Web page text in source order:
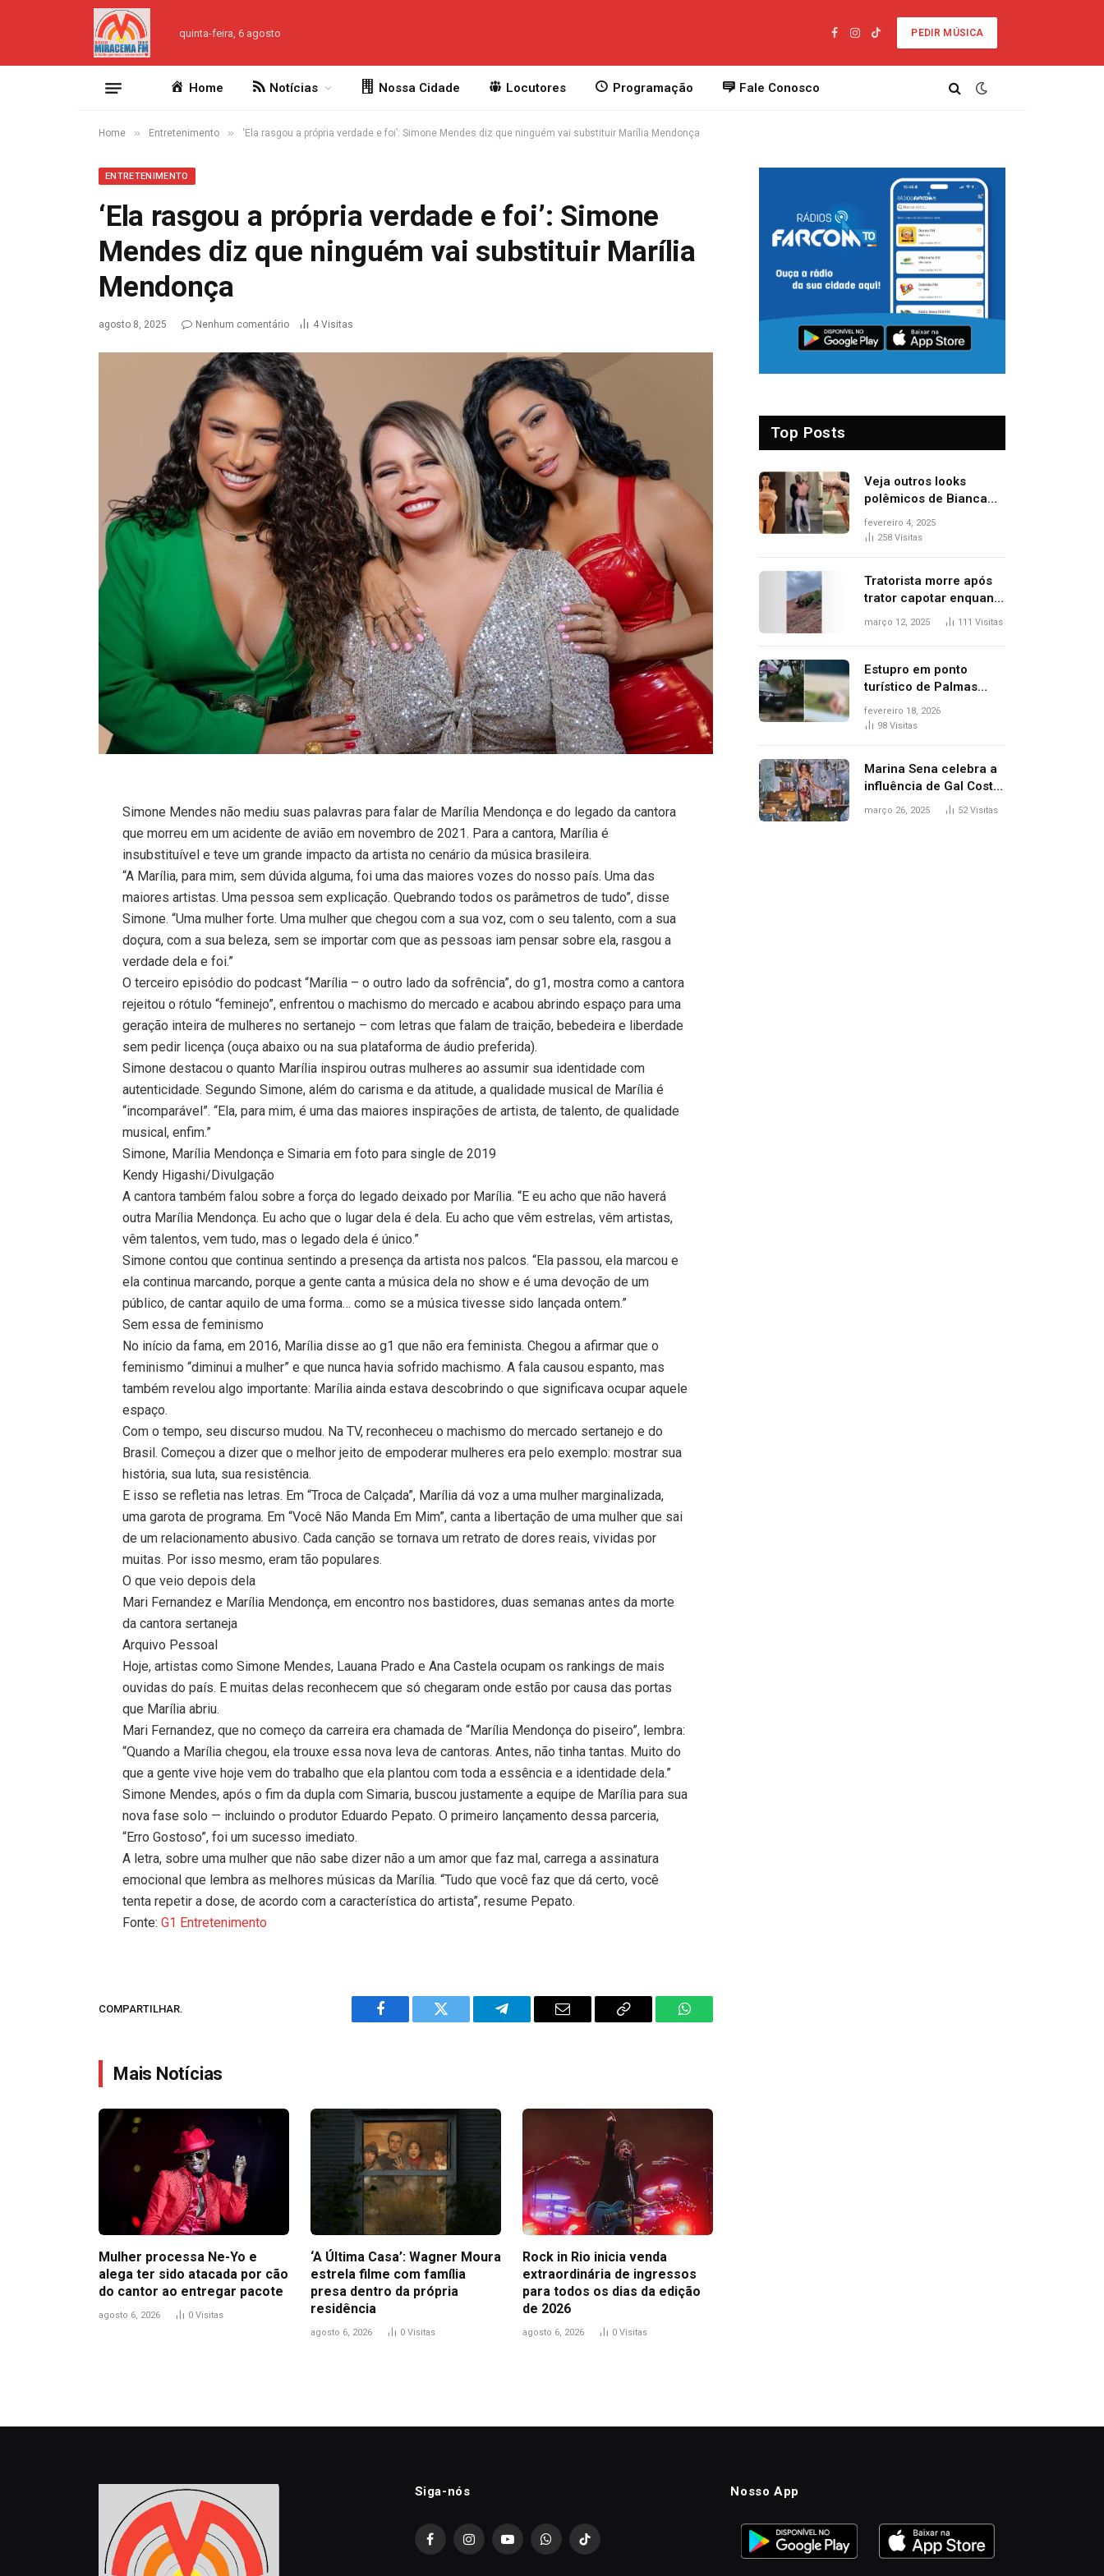
quinta-feira, 6 agosto
Facebook
Instagram
TikTok
PEDIR MÚSICA
Home Notícias Nossa Cidade Locutores Programação Fale Conosco
Home » Entretenimento » ‘Ela rasgou a própria verdade e foi’: Simone Mendes diz que ninguém vai substituir Marília Mendonça
ENTRETENIMENTO
‘Ela rasgou a própria verdade e foi’: Simone
Mendes diz que ninguém vai substituir Marília
Mendonça
agosto 8, 2025 Nenhum comentário 4 Visitas
Simone Mendes não mediu suas palavras para falar de Marília Mendonça e do legado da cantora
que morreu em um acidente de avião em novembro de 2021. Para a cantora, Marília é
insubstituível e teve um grande impacto da artista no cenário da música brasileira.
“A Marília, para mim, sem dúvida alguma, foi uma das maiores vozes do nosso país. Uma das
maiores artistas. Uma pessoa sem explicação. Quebrando todos os parâmetros de tudo”, disse
Simone. “Uma mulher forte. Uma mulher que chegou com a sua voz, com o seu talento, com a sua
doçura, com a sua beleza, sem se importar com que as pessoas iam pensar sobre ela, rasgou a
verdade dela e foi.”
O terceiro episódio do podcast “Marília – o outro lado da sofrência”, do g1, mostra como a cantora
rejeitou o rótulo “feminejo”, enfrentou o machismo do mercado e acabou abrindo espaço para uma
geração inteira de mulheres no sertanejo – com letras que falam de traição, bebedeira e liberdade
sem pedir licença (ouça abaixo ou na sua plataforma de áudio preferida).
Simone destacou o quanto Marília inspirou outras mulheres ao assumir sua identidade com
autenticidade. Segundo Simone, além do carisma e da atitude, a qualidade musical de Marília é
“incomparável”. “Ela, para mim, é uma das maiores inspirações de artista, de talento, de qualidade
musical, enfim.”
Simone, Marília Mendonça e Simaria em foto para single de 2019
Kendy Higashi/Divulgação
A cantora também falou sobre a força do legado deixado por Marília. “E eu acho que não haverá
outra Marília Mendonça. Eu acho que o lugar dela é dela. Eu acho que vêm estrelas, vêm artistas,
vêm talentos, vem tudo, mas o legado dela é único.”
Simone contou que continua sentindo a presença da artista nos palcos. “Ela passou, ela marcou e
ela continua marcando, porque a gente canta a música dela no show e é uma devoção de um
público, de cantar aquilo de uma forma… como se a música tivesse sido lançada ontem.”
Sem essa de feminismo
No início da fama, em 2016, Marília disse ao g1 que não era feminista. Chegou a afirmar que o
feminismo “diminui a mulher” e que nunca havia sofrido machismo. A fala causou espanto, mas
também revelou algo importante: Marília ainda estava descobrindo o que significava ocupar aquele
espaço.
Com o tempo, seu discurso mudou. Na TV, reconheceu o machismo do mercado sertanejo e do
Brasil. Começou a dizer que o melhor jeito de empoderar mulheres era pelo exemplo: mostrar sua
história, sua luta, sua resistência.
E isso se refletia nas letras. Em “Troca de Calçada”, Marília dá voz a uma mulher marginalizada,
uma garota de programa. Em “Você Não Manda Em Mim”, canta a libertação de uma mulher que sai
de um relacionamento abusivo. Cada canção se tornava um retrato de dores reais, vividas por
muitas. Por isso mesmo, eram tão populares.
O que veio depois dela
Mari Fernandez e Marília Mendonça, em encontro nos bastidores, duas semanas antes da morte
da cantora sertaneja
Arquivo Pessoal
Hoje, artistas como Simone Mendes, Lauana Prado e Ana Castela ocupam os rankings de mais
ouvidas do país. E muitas delas reconhecem que só chegaram onde estão por causa das portas
que Marília abriu.
Mari Fernandez, que no começo da carreira era chamada de “Marília Mendonça do piseiro”, lembra:
“Quando a Marília chegou, ela trouxe essa nova leva de cantoras. Antes, não tinha tantas. Muito do
que a gente vive hoje vem do trabalho que ela plantou com toda a essência e a identidade dela.”
Simone Mendes, após o fim da dupla com Simaria, buscou justamente a equipe de Marília para sua
nova fase solo — incluindo o produtor Eduardo Pepato. O primeiro lançamento dessa parceria,
“Erro Gostoso”, foi um sucesso imediato.
A letra, sobre uma mulher que não sabe dizer não a um amor que faz mal, carrega a assinatura
emocional que lembra as melhores músicas da Marília. “Tudo que você faz que dá certo, você
tenta repetir a dose, de acordo com a característica do artista”, resume Pepato.
Fonte:G1 Entretenimento
COMPARTILHAR.
Facebook Twitter Telegram Email
Copy
WhatsApp
Mais Notícias
Mulher processa Ne-Yo e
alega ter sido atacada por cão
do cantor ao entregar pacote
agosto 6, 2026 0 Visitas
‘A Última Casa’: Wagner Moura
estrela filme com família
presa dentro da própria
residência
agosto 6, 2026 0 Visitas
Rock in Rio inicia venda
extraordinária de ingressos
para todos os dias da edição
de 2026
agosto 6, 2026 0 Visitas
Top Posts
Veja outros looks
polêmicos de Bianca
Censori, esposa de
Kanye West que
fevereiro 4, 2025
258 Visitas
Tratorista morre após
trator capotar enquanto
removia vegetação em
março 12, 2025 111 Visitas
Estupro em ponto
turístico de Palmas
ocorreu em frente à
viatura e base de
fevereiro 18, 2026
98 Visitas
Marina Sena celebra a
influência de Gal Costa
na arte do álbum
março 26, 2025 52Visitas
Siga-nós
FacebookInstagramYouTubeWhatsAppTikTok
Nosso App